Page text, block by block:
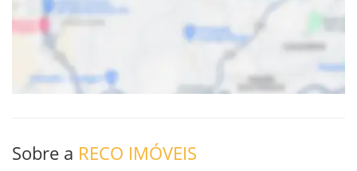
Sobre a RECO IMÓVEIS